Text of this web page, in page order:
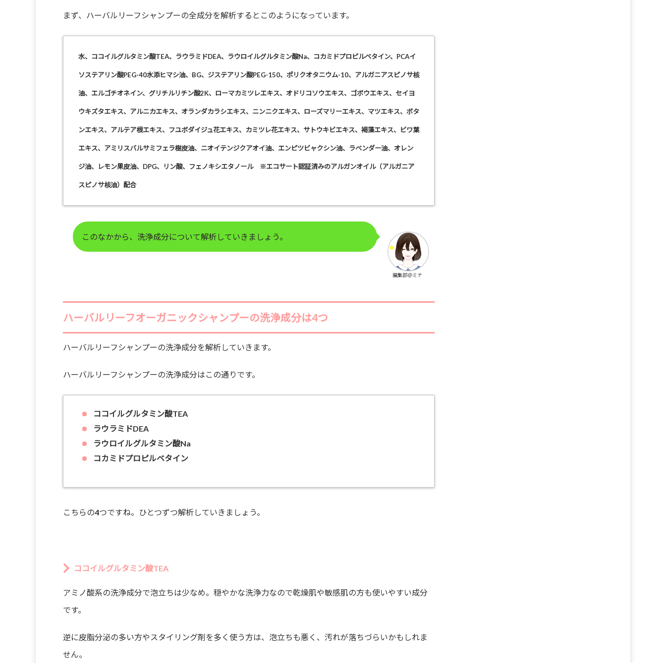
まず、ハーバルリーフシャンプーの全成分を解析するとこのようになっています。
水、ココイルグルタミン酸TEA、ラウラミドDEA、ラウロイルグルタミン酸Na、コカミドプロピルベタイン、PCAイ
ソステアリン酸PEG-40水添ヒマシ油、BG、ジステアリン酸PEG-150、ポリクオタニウム-10、 アルガニアスピノサ核
油、エルゴチオネイン、グリチルリチン酸2K、ローマカミツレエキス、オドリコソウエキス、ゴボウエキス、セイヨ
ウキズタエキス、アルニカエキス、オランダカラシエキス、ニンニクエキス、ローズマリーエキス、マツエキス、ボタ
ンエキス、アルテア根エキス、フユボダイジュ花エキス、カミツレ花エキス、サトウキビエキス、褐藻エキス、ビワ葉
エキス、アミリスバルサミフェラ樹皮油、ニオイテンジクアオイ油、エンピツビャクシン油、ラベンダー油、オレン
ジ油、レモン果皮油、DPG、リン酸、フェノキシエタノール ※エコサート認証済みのアルガンオイル（アルガニア
スピノサ核油）配合
このなかから、洗浄成分について解析していきましょう。
編集部＠ミナ
ハーバルリーフオーガニックシャンプーの洗浄成分は4つ
ハーバルリーフシャンプーの洗浄成分を解析していきます。
ハーバルリーフシャンプーの洗浄成分はこの通りです。
ココイルグルタミン酸TEA
ラウラミドDEA
ラウロイルグルタミン酸Na
コカミドプロピルベタイン
こちらの4つですね。ひとつずつ解析していきましょう。
ココイルグルタミン酸TEA
アミノ酸系の洗浄成分で泡立ちは少なめ。穏やかな洗浄力なので乾燥肌や敏感肌の方も使いやすい成分
です。
逆に皮脂分泌の多い方やスタイリング剤を多く使う方は、泡立ちも悪く、汚れが落ちづらいかもしれま
せん。